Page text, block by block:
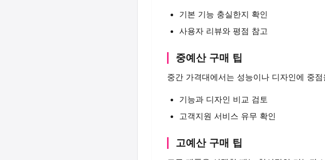
기본 기능 충실한지 확인
사용자 리뷰와 평점 참고
중예산 구매 팁
중간 가격대에서는 성능이나 디자인에 중
기능과 디자인 비교 검토
고객지원 서비스 유무 확인
고예산 구매 팁